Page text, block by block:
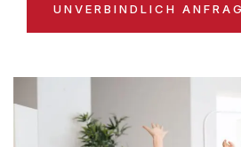
UNVERBINDLICH